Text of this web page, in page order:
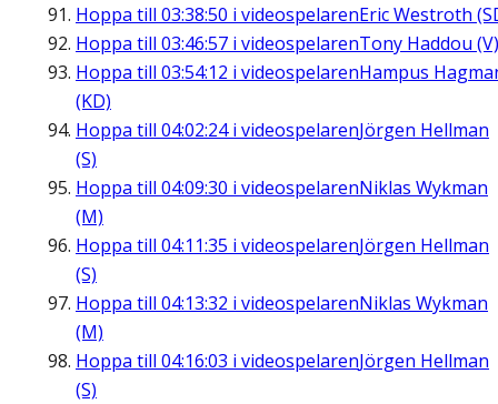
Hoppa till 03:38:50 i videospelarenEric Westroth
Hoppa till 03:46:57 i videospelarenTony Haddou (V)
Hoppa till 03:54:12 i videospelarenHampus
(KD)
Hoppa till 04:02:24i videospelarenJörgen Hellman
(S)
Hoppa till 04:09:30 i videospelarenNiklas Wykman
(M)
Hoppa till 04:11:35 i videospelarenJörgen Hellman
(S)
Hoppa till 04:13:32 i videospelarenNiklas Wykman
(M)
Hoppa till 04:16:03 i videospelarenJörgen Hellman
(S)